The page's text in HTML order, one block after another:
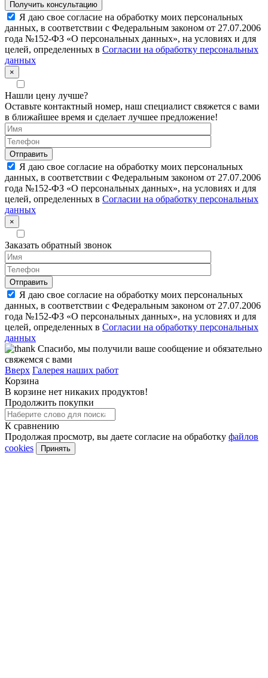
Я даю свое согласие на обработку моих персональных
данных, в соответствии с Федеральным законом от 27.07.2006
года №152-ФЗ «О персональных данных», на условиях и для
целей, определенных в Согласии на обработку персональных
данных
×
Нашли цену лучше?
Оставьте контактный номер, наш специалист свяжется с вами
в ближайшее время и сделает лучшее предложение!
Я даю свое согласие на обработку моих персональных
данных, в соответствии с Федеральным законом от 27.07.2006
года №152-ФЗ «О персональных данных», на условиях и для
целей, определенных в Согласии на обработку персональных
данных
×
Заказать обратный звонок
Я даю свое согласие на обработку моих персональных
данных, в соответствии с Федеральным законом от 27.07.2006
года №152-ФЗ «О персональных данных», на условиях и для
целей, определенных в Согласии на обработку персональных
данных
Спасибо, мы получили ваше сообщение и обязательно
свяжемся с вами
Вверх Галерея наших работ
Корзина
В корзине нет никаких продуктов!
Продолжить покупки
К сравнению
Продолжая просмотр, вы даете согласие на обработку файлов
cookies
Принять